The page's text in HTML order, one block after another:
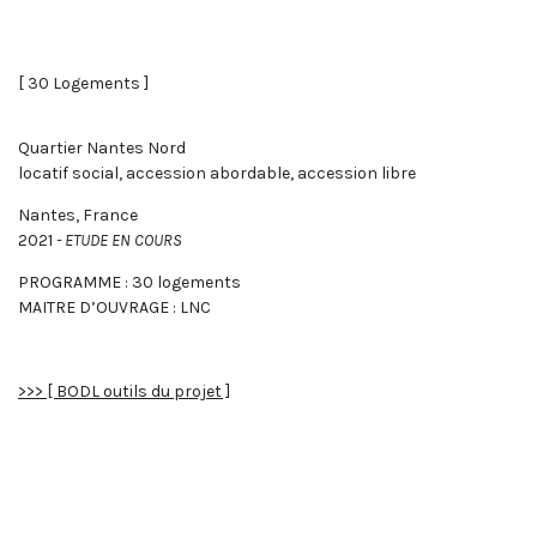
[ 30 Logements ]
Quartier Nantes Nord
locatif social, accession abordable, accession libre
Nantes, France
2021 - ETUDE EN COURS
PROGRAMME : 30 logements
MAITRE D’OUVRAGE : LNC
>>> [ BODL outils du projet ]